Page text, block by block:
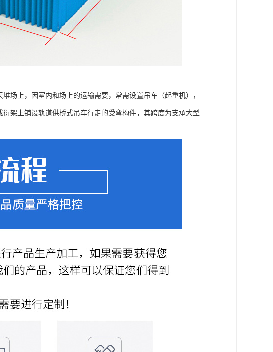
场上，因室内和场上的运输需要，常需设置吊车（起重机），
架上铺设轨道供桥式吊车行走的受弯构件，其跨度为支承大型